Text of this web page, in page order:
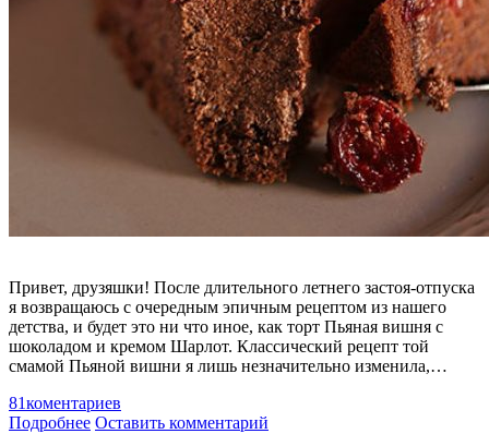
Привет, друзяшки! После длительного летнего застоя-отпуска
я возвращаюсь с очередным эпичным рецептом из нашего
детства, и будет это ни что иное, как торт Пьяная вишня с
шоколадом и кремом Шарлот. Классический рецепт той
смамой Пьяной вишни я лишь незначительно изменила,…
81коментариев
Подробнее Оставить комментарий